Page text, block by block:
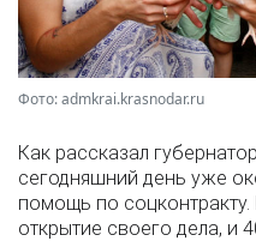
Фото: admkrai.krasnodar.ru
Как рассказал
сегодняшний день уже
помощь по
открытие своего дела, и